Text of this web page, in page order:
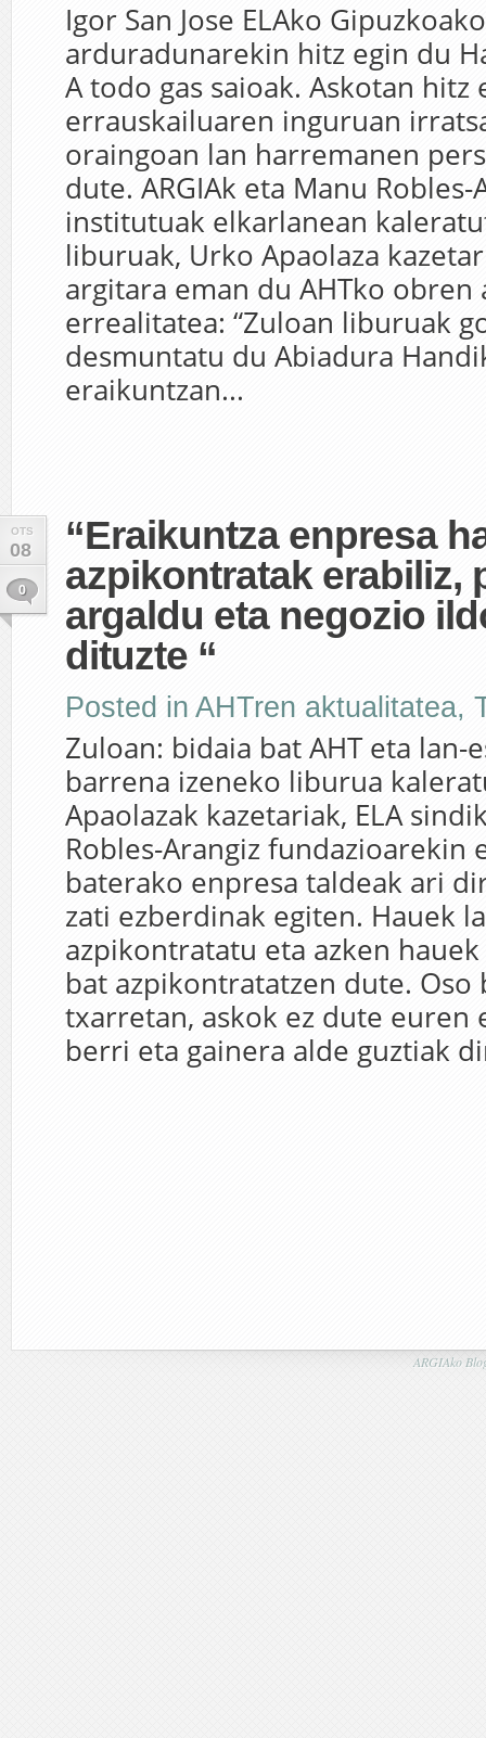
Igor San Jose ELAko
arduradunarekin hitz egin du
A todo gas saioak. Askotan hitz
errauskailuaren inguruan
oraingoan lan harremanen
dute. ARGIAk eta Manu Robles-
institutuak elkarlanean
liburuak, Urko Apaolaza
argitara eman du AHTko obren
errealitatea: “Zuloan liburuak
desmuntatu du Abiadura
eraikuntzan...
OTS
08
0
“Eraikuntza enpresa
azpikontratak erabiliz,
argaldu eta negozio
dituzte “
Posted in AHTren aktualitatea,
Zuloan: bidaia bat AHT eta lan-
barrena izeneko liburua
Apaolazak kazetariak, ELA
Robles-Arangiz fundazioarekin
baterako enpresa taldeak ari
zati ezberdinak egiten. Hauek
azpikontratatu eta azken
bat azpikontratatzen dute. Oso
txarretan, askok ez dute euren
berri eta gainera alde guztiak
ARGIAko